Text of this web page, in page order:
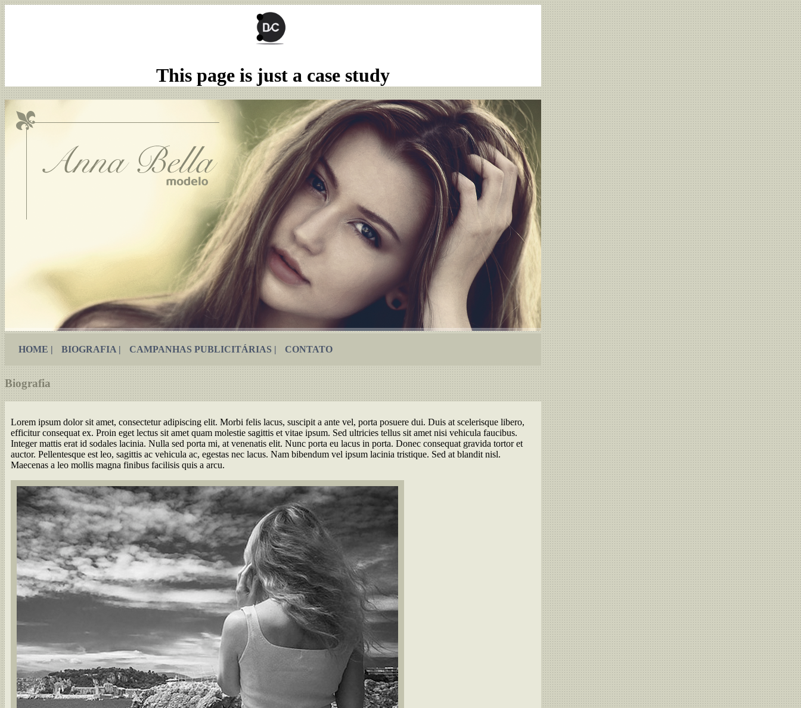
This page is just a case study
HOME | BIOGRAFIA | CAMPANHAS PUBLICITÁRIAS | CONTATO
Biografia
Lorem ipsum dolor sit amet, consectetur adipiscing elit. Morbi felis lacus, suscipit a ante vel, porta posuere dui. Duis at scelerisque libero,
efficitur consequat ex. Proin eget lectus sit amet quam molestie sagittis et vitae ipsum. Sed ultricies tellus sit amet nisi vehicula faucibus.
Integer mattis erat id sodales lacinia. Nulla sed porta mi, at venenatis elit. Nunc porta eu lacus in porta. Donec consequat gravida tortor et
auctor. Pellentesque est leo, sagittis ac vehicula ac, egestas nec lacus. Nam bibendum vel ipsum lacinia tristique. Sed at blandit nisl.
Maecenas a leo mollis magna finibus facilisis quis a arcu.